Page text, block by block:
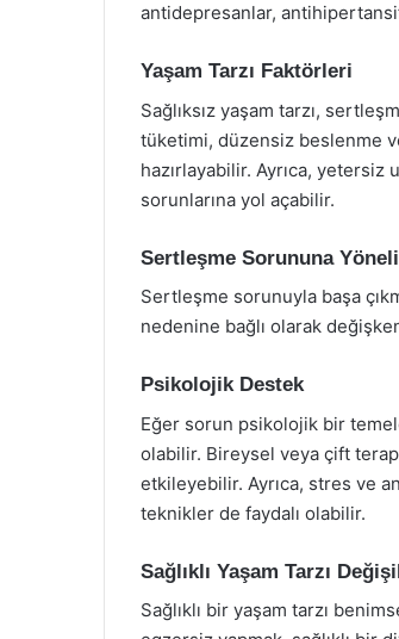
antidepresanlar,
Yaşam Tarzı Faktörleri
Sağlıksız yaşam tarzı,
tüketimi, düzensiz beslenme
hazırlayabilir. Ayrıca,
sorunlarına yol açabilir.
Sertleşme Sorununa
Sertleşme sorunuyla başa
nedenine bağlı olarak
Psikolojik Destek
Eğer sorun psikolojik bir
olabilir. Bireysel veya çift
etkileyebilir. Ayrıca, stres ve
teknikler de faydalı olabilir.
Sağlıklı Yaşam Tarzı
Sağlıklı bir yaşam tarzı